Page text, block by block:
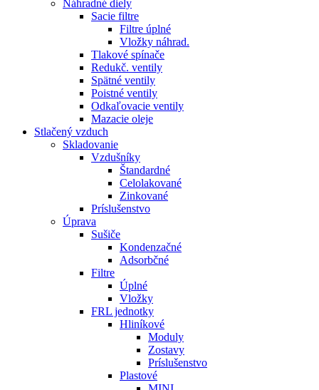
Náhradné diely
Sacie filtre
Filtre úplné
Vložky náhrad.
Tlakové spínače
Redukč. ventily
Spätné ventily
Poistné ventily
Odkaľovacie ventily
Mazacie oleje
Stlačený vzduch
Skladovanie
Vzdušníky
Štandardné
Celolakované
Zinkované
Príslušenstvo
Úprava
Sušiče
Kondenzačné
Adsorbčné
Filtre
Úplné
Vložky
FRL jednotky
Hliníkové
Moduly
Zostavy
Príslušenstvo
Plastové